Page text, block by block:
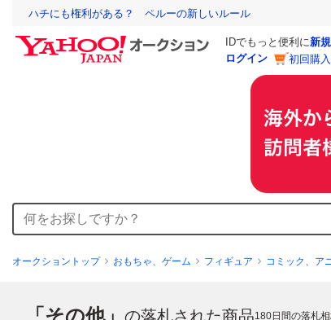
ハチにも権利がある？ ペルーの新しいルール
IDでもっと便利に新
ログイン
初回購
オークショントップ おもちゃ、ゲーム フィギュア コミック、ア
「その他」 の落札された商品180日間の落札